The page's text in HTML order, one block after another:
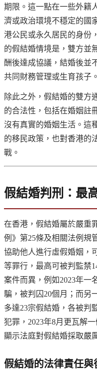
期限。這一點在一些外籍
濟或政治環境不穩定的國
港公民或永久居民的身份
的假結婚情境是，雙方並
酬後達成協議，結婚後並
共同財務管理或生育孩子。
除此之外，假結婚的雙方
的合法性，包括在婚姻註
沒有真實的婚姻生活。這
的移民政策，也對香港的
戰。
假結婚判刑：最
在香港，假結婚屬於嚴重
例》第25條及相關法例規
協助他人進行虛假婚姻，
等罪行，最高可被判監禁
案件而異，例如2023年一
騙，被判囚20個月；而另
多達23宗假結婚，各被判
犯罪，2023年8月更瓦解
顯示法庭對假結婚採取嚴
假結婚的法律責任與